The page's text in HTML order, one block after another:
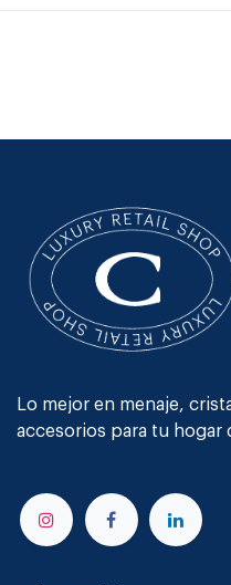
Lo mejor en menaje,
accesorios para tu hogar